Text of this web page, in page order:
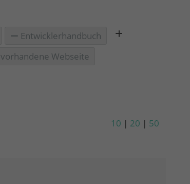
Entwicklerhandbuch
vorhandene Webseite
10 | 20 | 50